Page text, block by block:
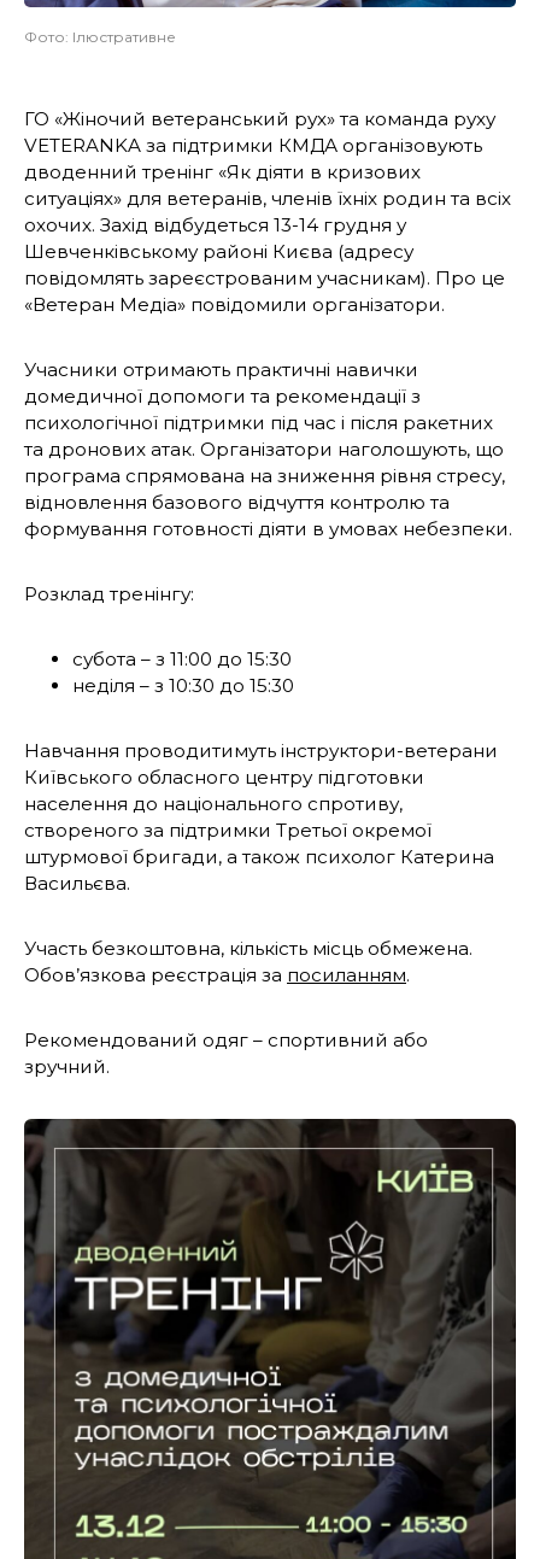
Фото: Ілюстративне
ГО «Жіночий ветеранський рух» та команда руху
VETERANKA за підтримки КМДА організовують
дводенний тренінг «Як діяти в кризових
ситуаціях» для ветеранів, членів їхніх родин та всіх
охочих. Захід відбудеться 13-14 грудня у
Шевченківському районі Києва (адресу
повідомлять зареєстрованим учасникам). Про це
«Ветеран Медіа» повідомили організатори.
Учасники отримають практичні навички
домедичної допомоги та рекомендації з
психологічної підтримки під час і після ракетних
та дронових атак. Організатори наголошують, що
програма спрямована на зниження рівня стресу,
відновлення базового відчуття контролю та
формування готовності діяти в умовах небезпеки.
Розклад тренінгу:
субота – з 11:00 до 15:30
неділя – з 10:30 до 15:30
Навчання проводитимуть інструктори-ветерани
Київського обласного центру підготовки
населення до національного спротиву,
створеного за підтримки Третьої окремої
штурмової бригади, а також психолог Катерина
Васильєва.
Участь безкоштовна, кількість місць обмежена.
Обов’язкова реєстрація за посиланням.
Рекомендований одяг – спортивний або
зручний.